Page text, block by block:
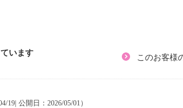
います
このお客様
19| 公開日：2026/05/01）